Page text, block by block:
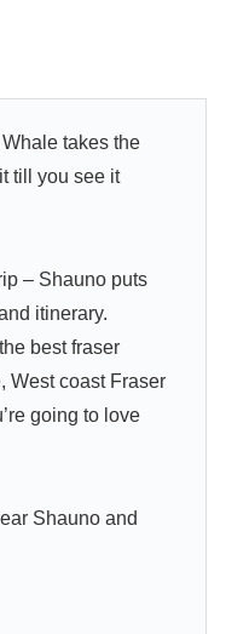
takes the
till you see it
– Shauno puts
itinerary.
best fraser
West coast Fraser
going to love
Shauno and